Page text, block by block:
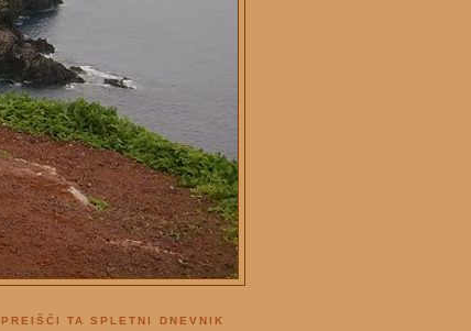
PREIŠČI TA SPLETNI DNEVNIK